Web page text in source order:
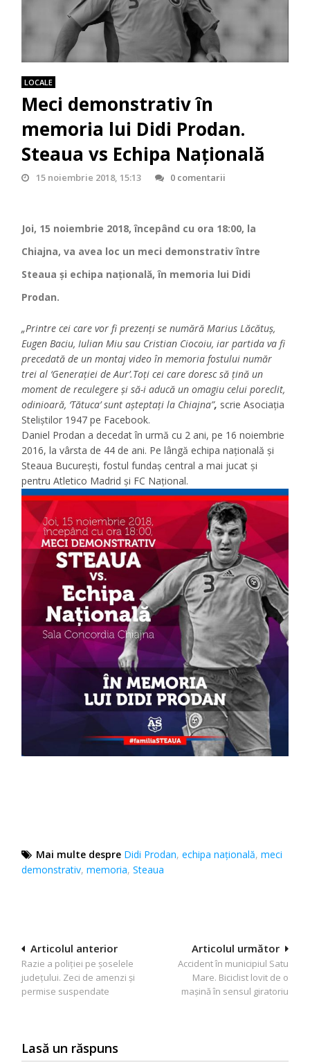
LOCALE
Meci demonstrativ în
memoria lui Didi Prodan.
Steaua vs Echipa Națională
15 noiembrie 2018, 15:13 0 comentarii
Joi, 15 noiembrie 2018, începând cu ora 18:00, la
Chiajna, va avea loc un meci demonstrativ între
Steaua şi echipa naţională, în memoria lui Didi
Prodan.
„Printre cei care vor fi prezenţi se numără Marius Lăcătuş,
Eugen Baciu, Iulian Miu sau Cristian Ciocoiu, iar partida va fi
precedată de un montaj video în memoria fostului număr
trei al ‘Generaţiei de Aur’.Toţi cei care doresc să ţină un
moment de reculegere şi să-i aducă un omagiu celui poreclit,
odinioară, ‘Tătuca’ sunt aşteptaţi la Chiajna”, scrie Asociaţia
Steliştilor 1947 pe Facebook.
Daniel Prodan a decedat în urmă cu 2 ani, pe 16 noiembrie
2016, la vârsta de 44 de ani. Pe lângă echipa națională și
Steaua București, fostul fundaș central a mai jucat și
pentru Atletico Madrid și FC Național.
Mai multe despre Didi Prodan,echipa națională,meci
demonstrativ,memoria,Steaua
Navigare
în
articole
Articolul următor
Accident în municipiul Satu
Mare. Biciclist lovit de o
mașină în sensul giratoriu
Articolul anterior
Razie a poliției pe șoselele
județului. Zeci de amenzi și
permise suspendate
Lasă un răspuns